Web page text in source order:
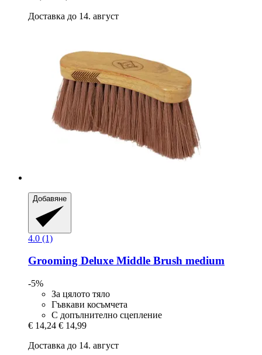
Доставка до 14. август
Добавяне
4.0 (1)
Grooming Deluxe Middle Brush medium
-5%
За цялото тяло
Гъвкави косъмчета
С допълнително сцепление
€ 14,24 € 14,99
Доставка до 14. август